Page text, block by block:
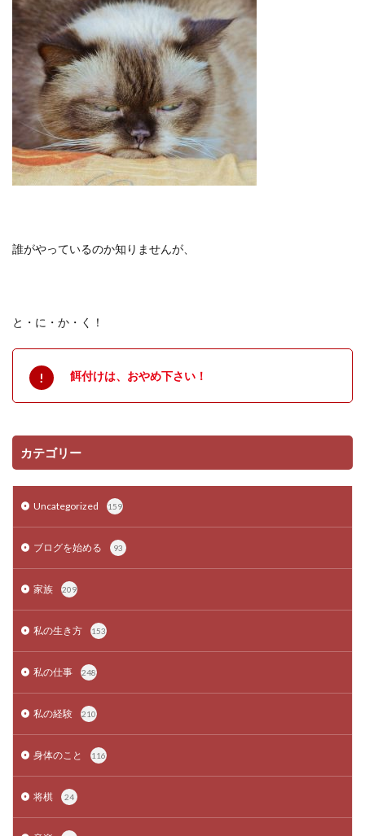
誰がやっているのか知りませんが、
と・に・か・く！
餌付けは、おやめ下さい！
カテゴリー
Uncategorized 159
ブログを始める 93
家族 209
私の生き方 153
私の仕事 248
私の経験 210
身体のこと 116
将棋 24